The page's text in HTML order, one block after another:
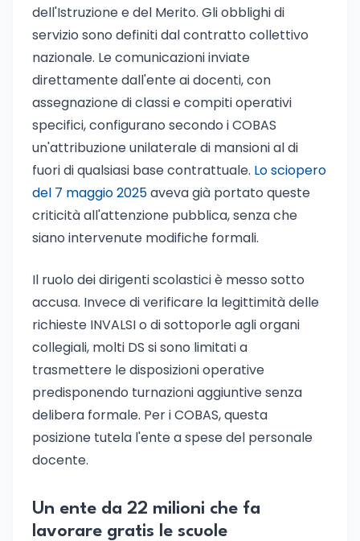
dell'Istruzione e del Merito. Gli obblighi di
servizio sono definiti dal contratto collettivo
nazionale. Le comunicazioni inviate
direttamente dall'ente ai docenti, con
assegnazione di classi e compiti operativi
specifici, configurano secondo i COBAS
un'attribuzione unilaterale di mansioni al di
fuori di qualsiasi base contrattuale. Lo sciopero
del 7 maggio 2025aveva già portato queste
criticità all'attenzione pubblica, senza che
siano intervenute modifiche formali.
Il ruolo dei dirigenti scolastici è messo sotto
accusa. Invece di verificare la legittimità delle
richieste INVALSI o di sottoporle agli organi
collegiali, molti DS si sono limitati a
trasmettere le disposizioni operative
predisponendo turnazioni aggiuntive senza
delibera formale. Per i COBAS, questa
posizione tutela l'ente a spese del personale
docente.
Un ente da 22 milioni che fa
lavorare gratis le scuole